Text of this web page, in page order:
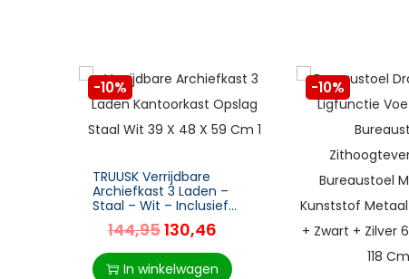
-10%
TRUUSK Verrijdbare
Archiefkast 3 Laden –
Staal – Wit – Inclusief
Wielen – 39 x 48 x 59 cm
– Voor Kantoor en
Thuisgebruik
144,95130,46
In winkelwagen
-10%